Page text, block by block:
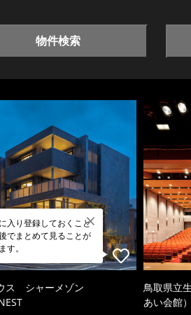
物件検索
入り登録しておくこと
でまとめて見ることが
す。
ス シャーメゾン
鳥取県立
あい会館）